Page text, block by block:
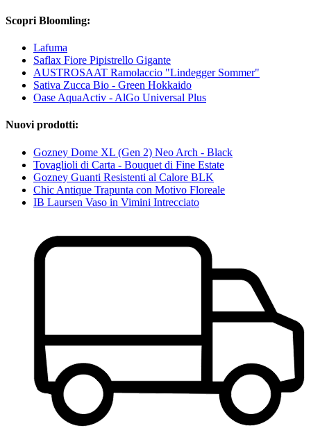
Scopri Bloomling:
Lafuma
Saflax Fiore Pipistrello Gigante
AUSTROSAAT Ramolaccio "Lindegger Sommer"
Sativa Zucca Bio - Green Hokkaido
Oase AquaActiv - AlGo Universal Plus
Nuovi prodotti:
Gozney Dome XL (Gen 2) Neo Arch - Black
Tovaglioli di Carta - Bouquet di Fine Estate
Gozney Guanti Resistenti al Calore BLK
Chic Antique Trapunta con Motivo Floreale
IB Laursen Vaso in Vimini Intrecciato